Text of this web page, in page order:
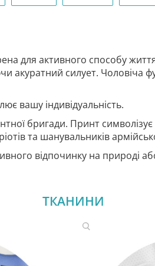
для активного способу
акуратний силует. Чоловіча
вашу індивідуальність.
бригади. Принт
та шанувальників
відпочинку на природі
ТКАНИНИ